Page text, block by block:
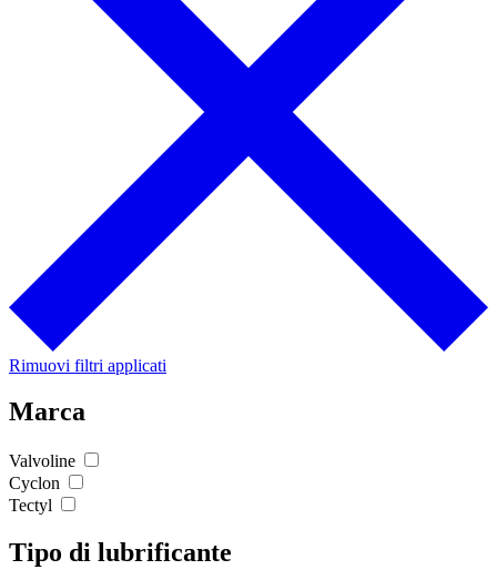
Rimuovi filtri applicati
Marca
Valvoline
Cyclon
Tectyl
Tipo di lubrificante